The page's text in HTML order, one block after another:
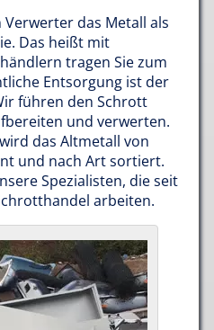
das Metall als
Das heißt mit
tragen Sie zum
Entsorgung ist der
führen den Schrott
und verwerten.
das Altmetall von
und nach Art sortiert.
Spezialisten, die seit
arbeiten.